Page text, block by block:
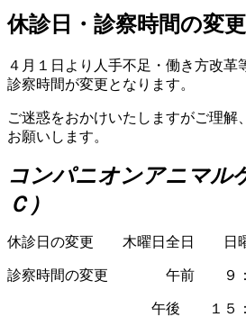
休診日・診察時間の変更
４月１日より人手不足・働き方改革
診察時間が変更となります。
ご迷惑をおかけいたしますがご理解
お願いします。
コンパニオンアニマル
Ｃ）
休診日の変更 木曜日全日 日曜
診察時間の変更 午前 ９：０
午後 １５：